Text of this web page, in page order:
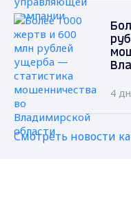
4
Смотреть новости